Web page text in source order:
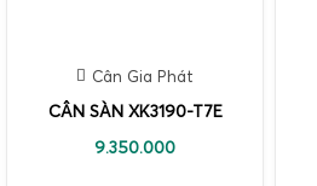
Cân Gia Phát
CÂN SÀN XK3190-T7E
9.350.000